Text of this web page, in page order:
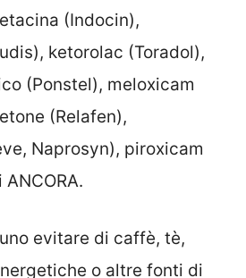
(Indocin),
ketorolac (Toradol),
(Ponstel), meloxicam
(Relafen),
Naprosyn), piroxicam
evitare di caffè, tè,
o altre fonti di